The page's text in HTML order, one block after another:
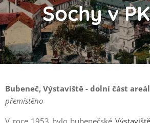
Sochy v
Bubeneč, Výstaviště - dolní část
přemístěno
V roce 1953 bylo bubenečské Výstaviště